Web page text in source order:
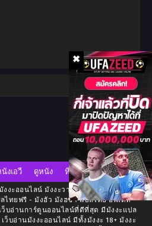
กันยายน 7, 2025
งเอวี ดูหนัง หี
งงะออนไลน์ มังงะวาย โรแมนซ์ ต่างโลก
ทยฟรี - มังฮัว มังฮซา แปลไทย อัพเดท
ว็บอ่านการ์ตูนออนไลน์ที่ดีที่สุด มีมังงะแปล
บอ่านมังงะออนไลน์ มีทั้งมังงะ 18+ มังงะ